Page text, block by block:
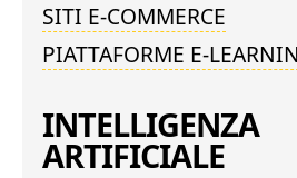
SITI E-COMMERCE
PIATTAFORME E-
INTELLIGENZA
ARTIFICIALE